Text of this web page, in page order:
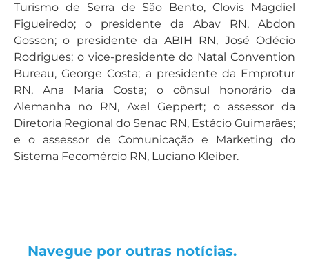
Turismo de Serra de São Bento, Clovis Magdiel
Figueiredo; o presidente da Abav RN, Abdon
Gosson; o presidente da ABIH RN, José Odécio
Rodrigues; o vice-presidente do Natal Convention
Bureau, George Costa; a presidente da Emprotur
RN, Ana Maria Costa; o cônsul honorário da
Alemanha no RN, Axel Geppert; o assessor da
Diretoria Regional do Senac RN, Estácio Guimarães;
e o assessor de Comunicação e Marketing do
Sistema Fecomércio RN, Luciano Kleiber.
Navegue por outras notícias.